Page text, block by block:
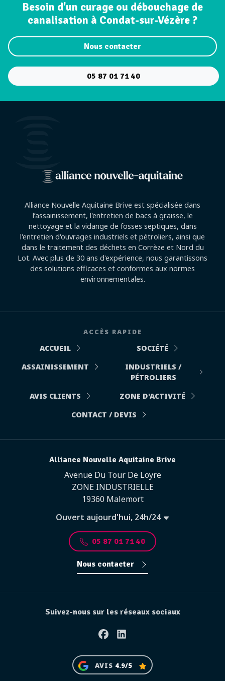
Besoin d'un curage ou débouchage de
canalisation à Condat-sur-Vézère ?
Nous contacter
05 87 01 71 40
Alliance Nouvelle Aquitaine Brive est spécialisée dans
l’assainissement, l'entretien de bacs à graisse, le
nettoyage et la vidange de fosses septiques, dans
l'entretien d'ouvrages industriels et pétroliers, ainsi que
dans le traitement des déchets en Corrèze et Nord du
Lot. Avec plus de 30 ans d'expérience, nous garantissons
des solutions efficaces et conformes aux normes
environnementales.
ACCÈS RAPIDE
ACCUEIL
SOCIÉTÉ
ASSAINISSEMENT
INDUSTRIELS /
PÉTROLIERS
AVIS CLIENTS
ZONE D'ACTIVITÉ
CONTACT / DEVIS
Alliance Nouvelle Aquitaine Brive
Avenue Du Tour De Loyre
ZONE INDUSTRIELLE
19360 Malemort
Ouvert aujourd'hui, 24h/24
05 87 01 71 40
Nous contacter
Suivez-nous sur les réseaux sociaux
FacebookLinkedin
AVIS 4.9/5